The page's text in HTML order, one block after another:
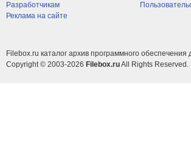
Разработчикам
Реклама на сайте
Filebox.ru каталог архив программного
Copyright © 2003-2026 Filebox.ruAll Rights Reserved.